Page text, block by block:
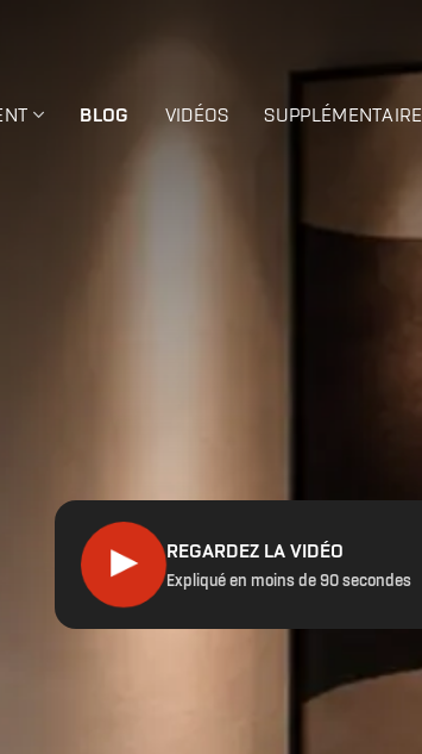
BLOG VIDÉOS SUPPLÉMENTAIRE
▶ REGARDEZ LA VIDÉO
Expliqué en moins de 90 secondes